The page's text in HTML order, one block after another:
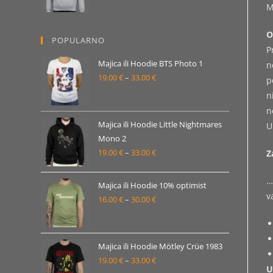
33.00 €
POPULARNO
Majica ili Hoodie BTS Photo 1
19.00€– 33.00€Raspon
od
19.00 €
33.00 €
Majica ili Hoodie Little Nightmares
Mono 2
19.00€– 33.00€Raspon
od
19.00 €
Majica ili Hoodie 10% optimist
16.00€– 30.00€Raspon
od
16.00 €
do
Majica ili Hoodie Mötley Crüe 1983
19.00€– 33.00€Raspon